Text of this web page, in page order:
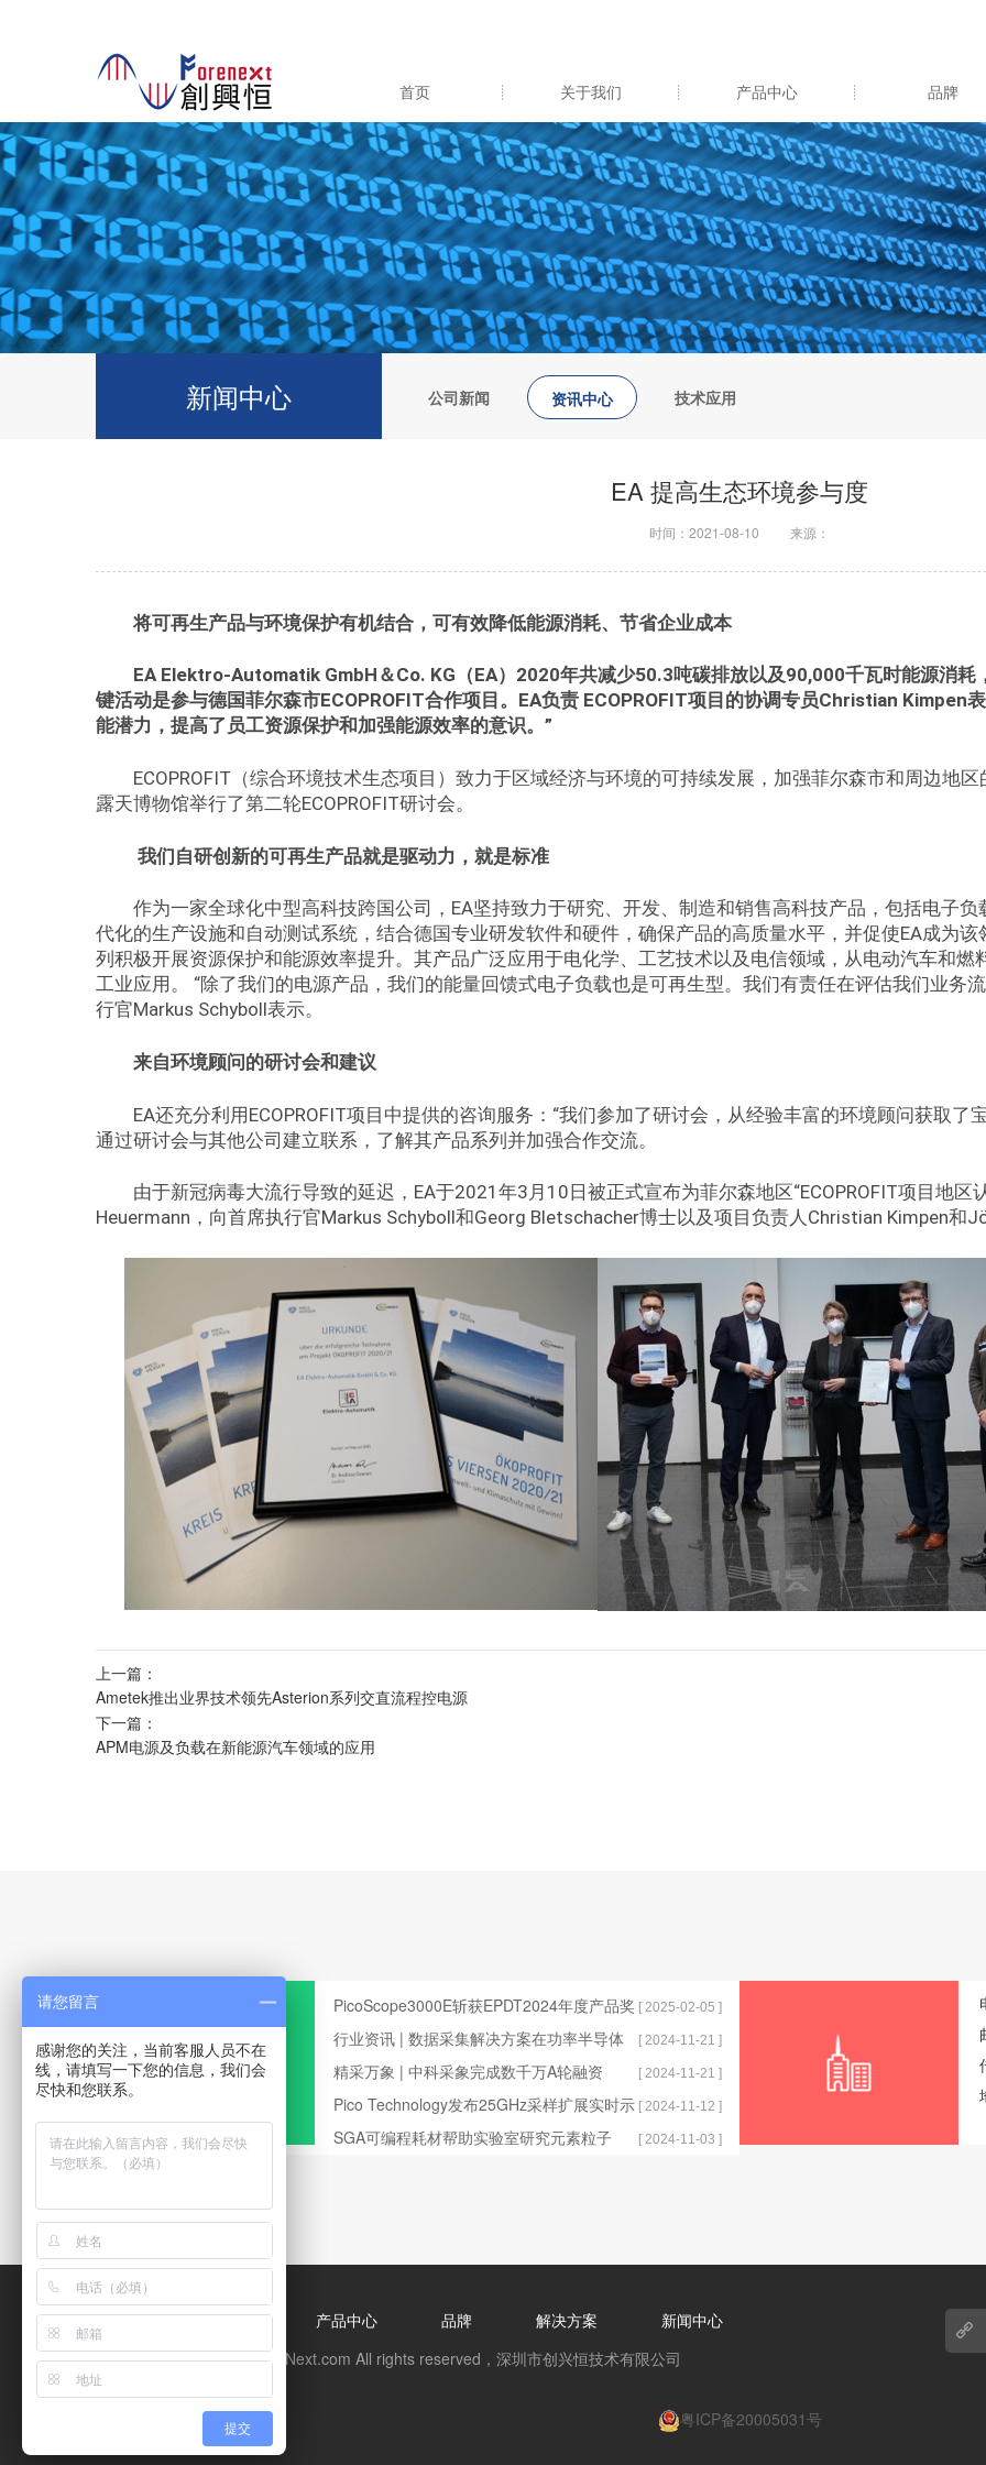
首页 关于我们 产品中心 品牌
新闻中心 公司新闻 资讯中心 技术应用
EA 提高生态环境参与度
时间：2021-08-10 来源：
将可再生产品与环境保护有机结合，可有效降低能源消耗、节省企业成本
EA Elektro-Automatik GmbH ＆Co. KG （EA） 2020年共减少50.3吨碳排放以及90,000千瓦时能源消耗
键活动是参与德国菲尔森市ECOPROFIT合作项目。 EA负责 ECOPROFIT项目的协调专员Christian Kimpen
能潜力，提高了员工资源保护和加强能源效率的意识。 ”
ECOPROFIT（综合环境技术生态项目）致力于区域经济与环境的可持续发展，加强菲尔森市和周边地
露天博物馆举行了第二轮ECOPROFIT研讨会。
我们自研创新的可再生产品就是驱动力，就是标准
作为一家全球化中型高科技跨国公司，EA坚持致力于研究、开发、制造和销售高科技产品，包括电子
代化的生产设施和自动测试系统，结合德国专业研发软件和硬件，确保产品的高质量水平，并促使EA成为
列积极开展资源保护和能源效率提升。其产品广泛应用于电化学、工艺技术以及电信领域，从电动汽车和
工业应用。 “除了我们的电源产品，我们的能量回馈式电子负载也是可再生型。我们有责任在评估我们业务
行官Markus Schyboll表示。
来自环境顾问的研讨会和建议
EA还充分利用ECOPROFIT项目中提供的咨询服务：“我们参加了研讨会，从经验丰富的环境顾问获取
通过研讨会与其他公司建立联系，了解其产品系列并加强合作交流。
由于新冠病毒大流行导致的延迟，EA于2021年3月10日被正式宣布为菲尔森地区“ECOPROFIT项目地
Heuermann，向首席执行官Markus Schyboll和Georg Bletschacher博士以及项目负责人Christian Kimpen和
上一篇：
Ametek推出业界技术领先Asterion系列交直流程控电源
下一篇：
APM电源及负载在新能源汽车领域的应用
PicoScope3000E斩获EPDT2024年度产品奖 [ 2025-02-05 ]
行业资讯 | 数据采集解决方案在功率半导体
测试领域的应用
[ 2024-11-21 ]
精采万象 | 中科采象完成数千万A轮融资 [ 2024-11-21 ]
Pico Technology发布25GHz采样扩展实时示
波器
[ 2024-11-12 ]
SGA可编程耗材帮助实验室研究元素粒子 [ 2024-11-03 ]
首页 关于我们 产品中心 品牌 解决方案
新闻中心
ForeNext © Copyright ForeNext.com All rights reserved，深圳市创兴恒技术有限公司
粤ICP备20005031号
请您留言
感谢您的关注，当前客服人员不在
线，请填写一下您的信息，我们会
尽快和您联系。
提交